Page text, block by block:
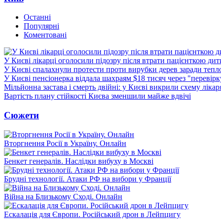
Останні
Популярні
Коментовані
У Києві лікарці оголосили підозру після втрати пацієнткою
У Києві спалахнули протести проти вирубки дерев заради
У Києві пенсіонерка віддала шахраям $18 тисяч через
Мільйонна застава і смерть двійні: у Києві викрили схему
Вартість плану стійкості Києва зменшили майже вдвічі
Сюжети
Вторгнення Росії в Україну. Онлайн
Бенкет генералів. Наслідки вибуху в Москві
Брудні технології. Атаки РФ на вибори у Франції
Війна на Близькому Сході. Онлайн
Ескалація для Європи. Російський дрон в Лейпцигу